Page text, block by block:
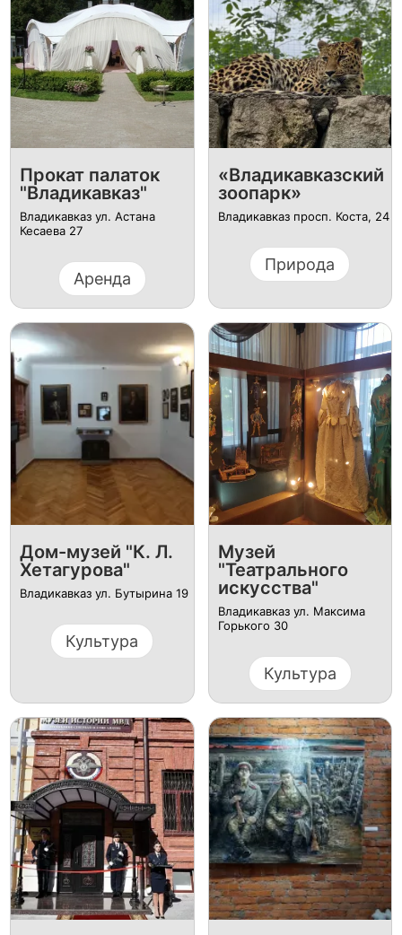
Прокат палаток
"Владикавказ"
Владикавказ ул. Астана
Кесаева 27
Аренда
«Владикавказский
зоопарк»
Владикавказ просп. Коста, 24
Природа
Дом-музей "К. Л.
Хетагурова"
Владикавказ ул. Бутырина 19
Культура
Музей
"Театрального
искусства"
Владикавказ ул. Максима
Горького 30
Культура